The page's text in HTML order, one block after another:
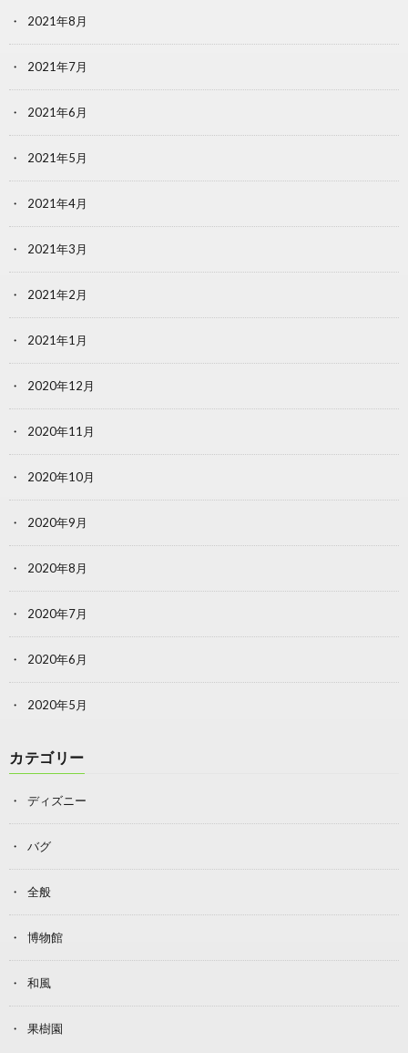
2021年8月
2021年7月
2021年6月
2021年5月
2021年4月
2021年3月
2021年2月
2021年1月
2020年12月
2020年11月
2020年10月
2020年9月
2020年8月
2020年7月
2020年6月
2020年5月
カテゴリー
ディズニー
バグ
全般
博物館
和風
果樹園